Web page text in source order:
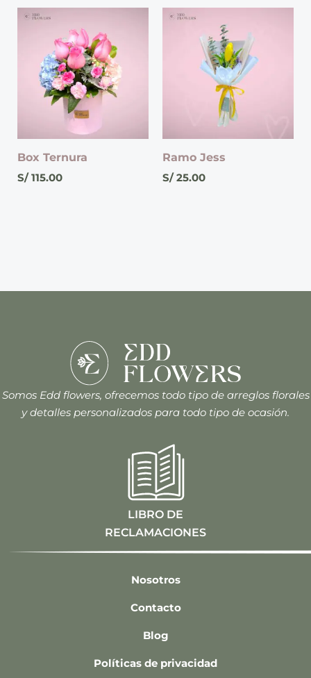
Box Ternura
S/ 115.00
Ramo Jess
S/ 25.00
Somos Edd flowers, ofrecemos todo tipo de arreglos florales
y detalles personalizados para todo tipo de ocasión.
LIBRO DE
RECLAMACIONES
Nosotros
Contacto
Blog
Políticas de privacidad